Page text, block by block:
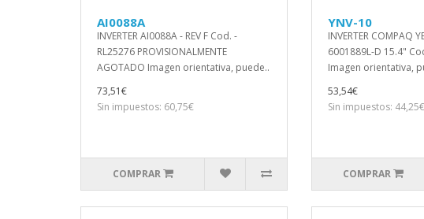
AI0088A
INVERTER AI0088A - REV F Cod. -
RL25276 PROVISIONALMENTE
AGOTADO Imagen orientativa, puede..
73,51€
Sin impuestos: 60,75€
COMPRAR
YNV-10
INVERTER COMPAQ
6001889L-D 15.4"
Imagen orientativa,
53,54€
Sin impuestos: 44,25€
COMPRAR